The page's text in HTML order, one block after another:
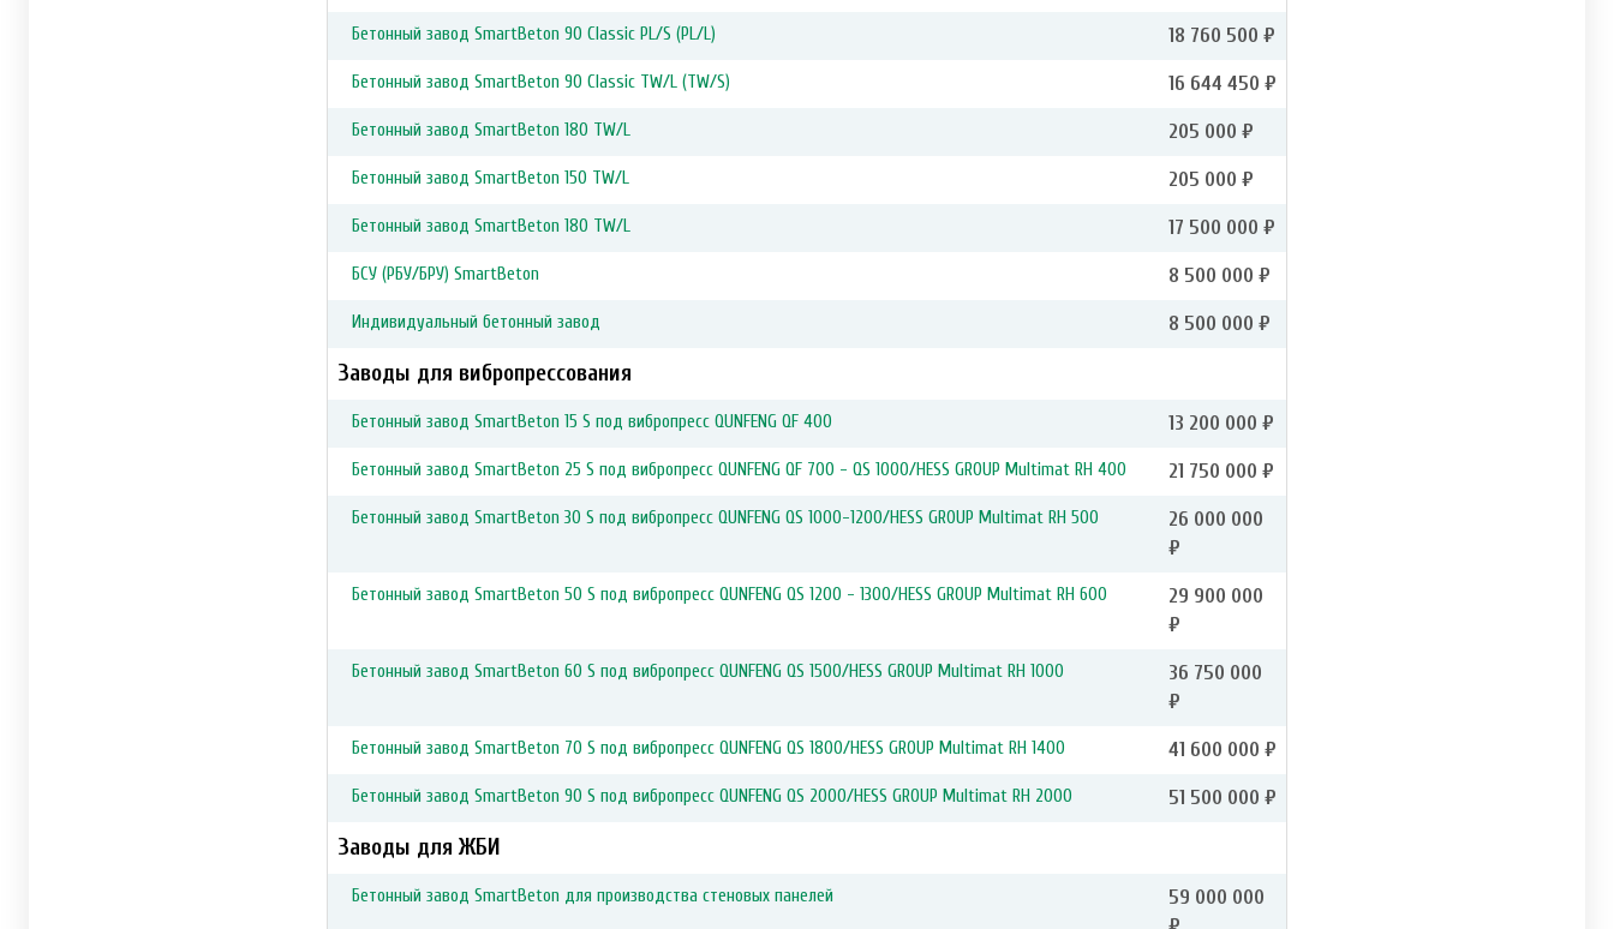
Бетонный завод SmartBeton 90 Classic PL/S (PL/L) 18 760 500 ₽
Бетонный завод SmartBeton 90 Classic TW/L (TW/S) 16 644 450 ₽
Бетонный завод SmartBeton 180 TW/L 205 000 ₽
Бетонный завод SmartBeton 150 TW/L 205 000 ₽
Бетонный завод SmartBeton 180 TW/L 17 500 000 ₽
БСУ (РБУ/БРУ) SmartBeton 8 500 000 ₽
Индивидуальный бетонный завод 8 500 000 ₽
Заводы для вибропрессования
Бетонный завод SmartBeton 15 S под вибропресс QUNFENG QF 400 13 200 000 ₽
Бетонный завод SmartBeton 25 S под вибропресс QUNFENG QF 700 - QS 1000/HESS GROUP Multimat RH 400 21 750 000 ₽
Бетонный завод SmartBeton 30 S под вибропресс QUNFENG QS 1000-1200/HESS GROUP Multimat RH 500
26 000 000
₽
Бетонный завод SmartBeton 50 S под вибропресс QUNFENG QS 1200 - 1300/HESS GROUP Multimat RH 600
29 900 000
₽
Бетонный завод SmartBeton 60 S под вибропресс QUNFENG QS 1500/HESS GROUP Multimat RH 1000
36 750 000
₽
Бетонный завод SmartBeton 70 S под вибропресс QUNFENG QS 1800/HESS GROUP Multimat RH 1400 41 600 000 ₽
Бетонный завод SmartBeton 90 S под вибропресс QUNFENG QS 2000/HESS GROUP Multimat RH 2000 51 500 000 ₽
Заводы для ЖБИ
Бетонный завод SmartBeton для производства стеновых панелей
59 000 000